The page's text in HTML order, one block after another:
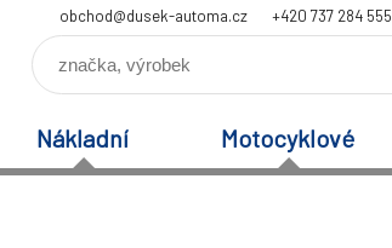
obchod@dusek-automa.cz +420 737 284 555
Nákladní Motocyklové